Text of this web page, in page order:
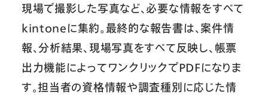
現場で撮影した写真など、必要な情報をすべて
kintoneに集約。最終的な報告書は、案件情
報、分析結果、現場写真をすべて反映し、帳票
出力機能によってワンクリックでPDFになりま
す。担当者の資格情報や調査種別に応じた情